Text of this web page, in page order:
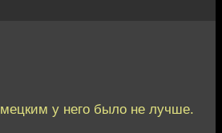
у него было не лучше.